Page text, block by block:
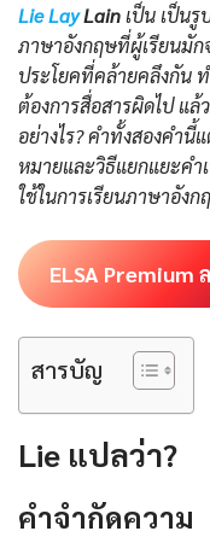
Lie LayLainเป็น เป็น
ภาษาอังกฤษที่ผู้เรียนมั
ประโยคที่คล้ายคลึงกัน
ต้องการสื่อสารผิดไป แล้
อย่างไร? คำทั้งสองคำ
หมายและวิธีแยกแยะคำ
ใช้ในการเรียนภาษาอัง
ELSA Premium
สารบัญ
Lie แปลว่า?
คําจํากัดความ